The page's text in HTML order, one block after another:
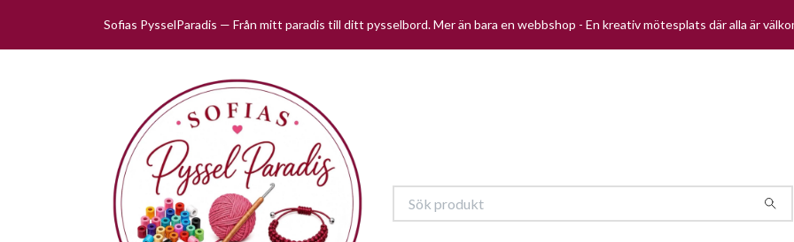
Sofias PysselParadis — Från mitt paradis till ditt pysselbord. Mer än bara en webbshop - En kreativ mötesplats där alla är